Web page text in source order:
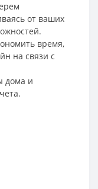
от ваших
время,
на связи с
дома и